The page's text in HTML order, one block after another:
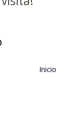
Inicio